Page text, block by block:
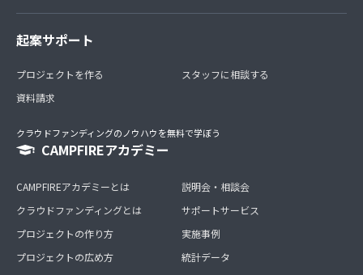
起案サポート
プロジェクトを作る
資料請求
スタッフに相談する
クラウドファンディングのノウハウを無料で学ぼう
CAMPFIREアカデミー
CAMPFIREアカデミーとは
クラウドファンディングとは
プロジェクトの作り方
プロジェクトの広め方
説明会・相談会
サポートサービス
実施事例
統計データ